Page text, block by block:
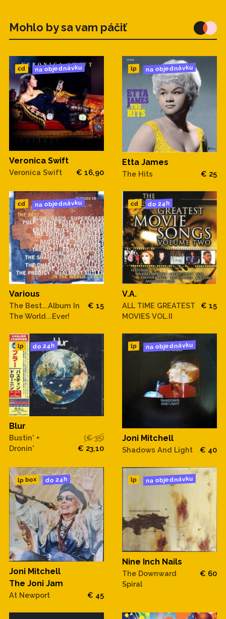
Mohlo by sa vam páčiť
cd na objednávku
Veronica Swift
Veronica Swift € 16,90
lp na objednávku
Etta James
The Hits € 25
cd na objednávku
Various
The Best...Album In
The World...Ever!
€ 15
cd do 24h
V.A.
ALL TIME GREATEST
MOVIES VOL.II
€ 15
lp do 24h
Blur
Bustin' +
Dronin'
(€ 35)
€ 23,10
lp na objednávku
Joni Mitchell
Shadows And Light € 40
lp box do 24h
Joni Mitchell
The Joni Jam
At Newport € 45
lp na objednávku
Nine Inch Nails
The Downward
Spiral
€ 60